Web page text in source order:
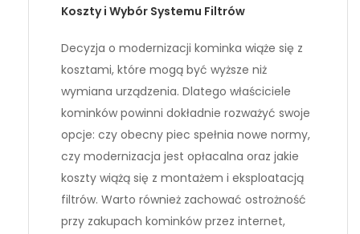
Koszty i Wybór Systemu Filtrów
Decyzja o modernizacji kominka wiąże się z
kosztami, które mogą być wyższe niż
wymiana urządzenia. Dlatego właściciele
kominków powinni dokładnie rozważyć swoje
opcje: czy obecny piec spełnia nowe normy,
czy modernizacja jest opłacalna oraz jakie
koszty wiążą się z montażem i eksploatacją
filtrów. Warto również zachować ostrożność
przy zakupach kominków przez internet,